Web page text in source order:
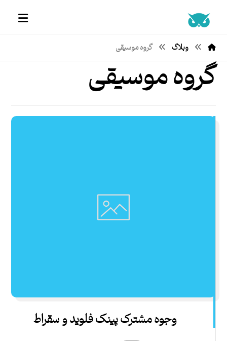
وبلاگ گروه موسیقی
گروه موسیقی
وجوه مشترک پینک‌ فلوید و سقراط